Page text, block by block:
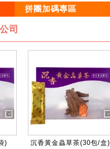
拼團加碼專區
司
) 沉香黃金蟲草茶(30包/盒)